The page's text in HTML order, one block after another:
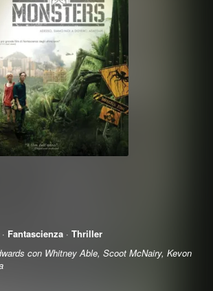
· Fantascienza ·Thriller
con Whitney Able, Scoot McNairy, Kevon